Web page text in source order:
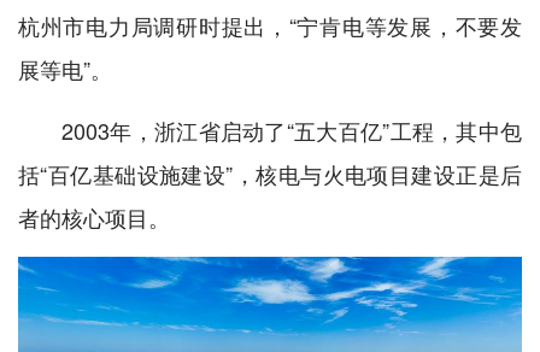
杭州市电力局调研时提出，“宁肯电等发展，不要发
展等电”。
2003年，浙江省启动了“五大百亿”工程，其中包
括“百亿基础设施建设”，核电与火电项目建设正是后
者的核心项目。